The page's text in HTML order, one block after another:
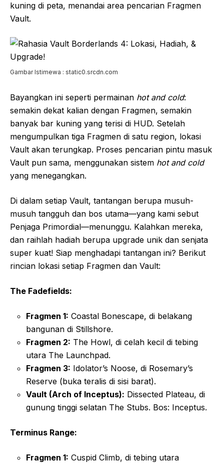
kuning di peta, menandai area pencarian Fragmen
Vault.
Gambar Istimewa : static0.srcdn.com
Bayangkan ini seperti permainan hot and cold:
semakin dekat kalian dengan Fragmen, semakin
banyak bar kuning yang terisi di HUD. Setelah
mengumpulkan tiga Fragmen di satu region, lokasi
Vault akan terungkap. Proses pencarian pintu masuk
Vault pun sama, menggunakan sistem hot and cold
yang menegangkan.
Di dalam setiap Vault, tantangan berupa musuh-
musuh tangguh dan bos utama—yang kami sebut
Penjaga Primordial—menunggu. Kalahkan mereka,
dan raihlah hadiah berupa upgrade unik dan senjata
super kuat! Siap menghadapi tantangan ini? Berikut
rincian lokasi setiap Fragmen dan Vault:
The Fadefields:
Fragmen 1: Coastal Bonescape, di belakang
bangunan di Stillshore.
Fragmen 2: The Howl, di celah kecil di tebing
utara The Launchpad.
Fragmen 3: Idolator’s Noose, di Rosemary’s
Reserve (buka teralis di sisi barat).
Vault (Arch of Inceptus): Dissected Plateau, di
gunung tinggi selatan The Stubs. Bos: Inceptus.
Terminus Range:
Fragmen 1: Cuspid Climb, di tebing utara